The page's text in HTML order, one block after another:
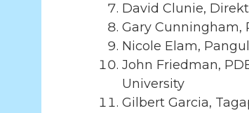
David Clunie,
Gary Cunningham,
Nicole Elam,
John Friedman,
University
Gilbert Garcia,